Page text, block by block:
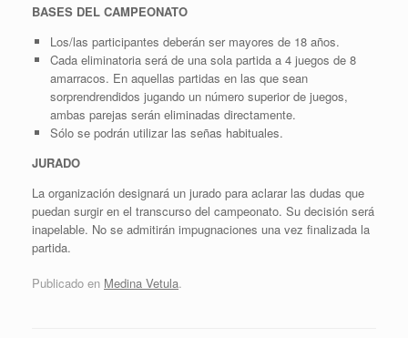
BASES DEL CAMPEONATO
Los/las participantes deberán ser mayores de 18 años.
Cada eliminatoria será de una sola partida a 4 juegos de 8
amarracos. En aquellas partidas en las que sean
sorprendrendidos jugando un número superior de juegos,
ambas parejas serán eliminadas directamente.
Sólo se podrán utilizar las señas habituales.
JURADO
La organización designará un jurado para aclarar las dudas que
puedan surgir en el transcurso del campeonato. Su decisión será
inapelable. No se admitirán impugnaciones una vez finalizada la
partida.
Publicado en Medina Vetula.